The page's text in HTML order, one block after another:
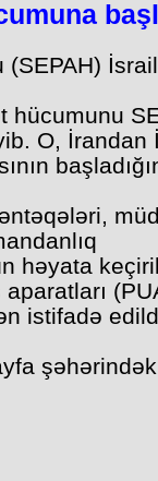
hücumunu
O, İrandan
həyata
istifadə